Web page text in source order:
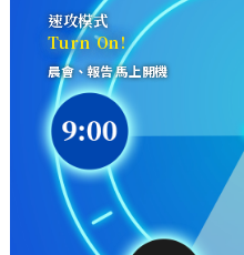
速攻模式
Turn On!
晨會、報告 馬上開機